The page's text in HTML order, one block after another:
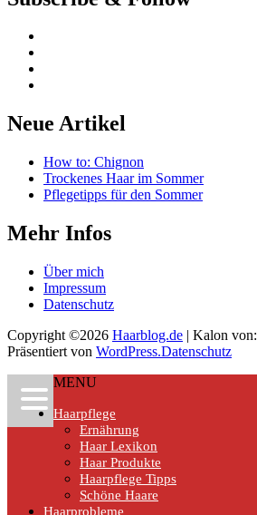
Neue Artikel
How to: Chignon
Trockenes Haar im Sommer
Pflegetipps für den Sommer
Mehr Infos
Über mich
Impressum
Datenschutz
Copyright ©2026 Haarblog.de | Kalon von:
Präsentiert von WordPress.Datenschutz
MENU
Haarpflege
Ernährung
Haar Lexikon
Haar Produkte
Haarpflege Tipps
Schöne Haare
Haarprobleme